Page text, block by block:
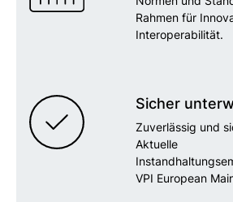
Rahmen für
Interoperabilität.
Sicher
Zuverlässig und
Aktuelle
VPI European